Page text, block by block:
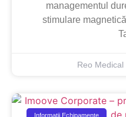
managementul
stimulare
Reo Medical
Informații Echipamente